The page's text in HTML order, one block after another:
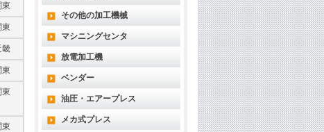
東
東
畿
東
東
東
その他の加工機械
マシニングセンタ
放電加工機
ベンダー
油圧・エアープレス
メカ式プレス